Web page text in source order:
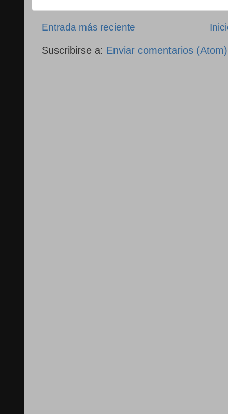
Entrada más reciente
Suscribirse a: Enviar comentarios (Atom)